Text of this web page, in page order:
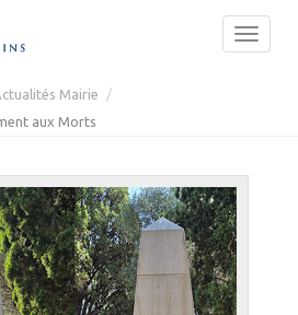
Mairie
aux Morts